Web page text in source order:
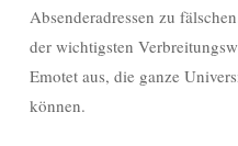
Absenderadressen zu
der wichtigsten
Emotet aus, die ganze
können.